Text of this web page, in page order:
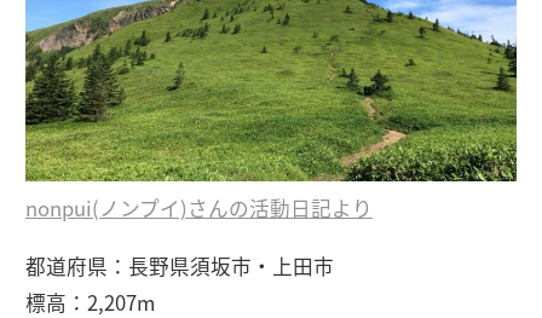
nonpui(ノンプイ)さんの活動日記より
都道府県：長野県須坂市・上田市
標高：2,207m